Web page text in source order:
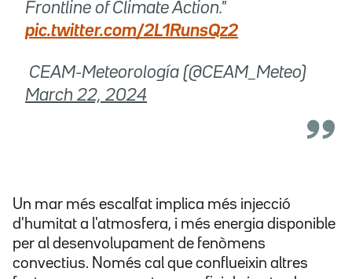
Frontline of Climate Action."
pic.twitter.com/2L1RunsQz2
 CEAM-Meteorología (@CEAM_Meteo)
March 22, 2024
Un mar més escalfat implica més injecció
d'humitat a l'atmosfera, i més energia disponible
per al desenvolupament de fenòmens
convectius. Només cal que conflueixin altres